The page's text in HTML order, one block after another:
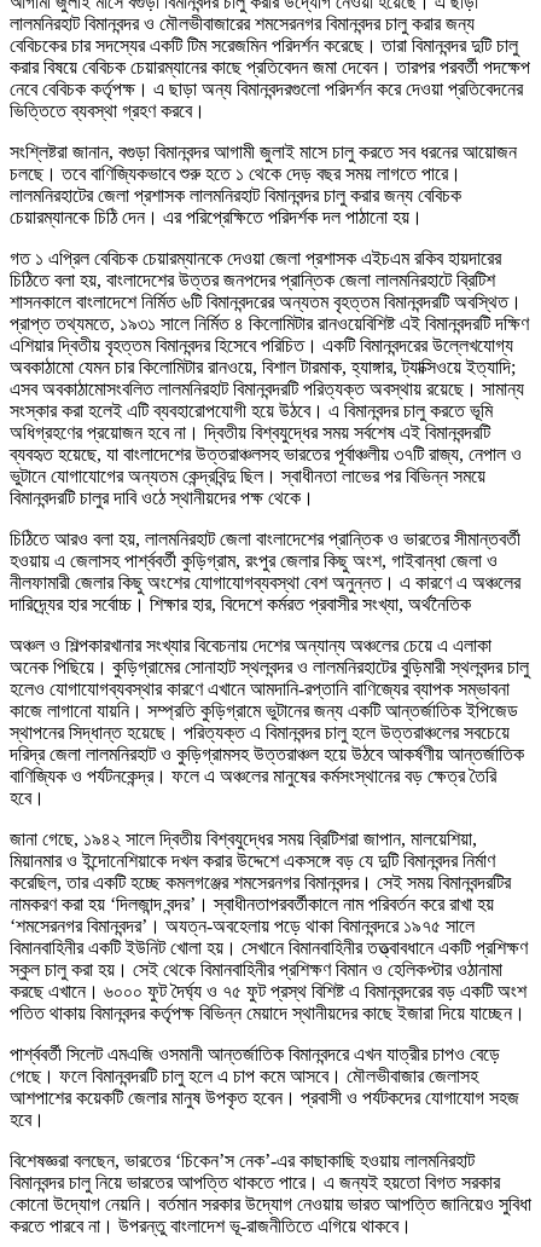
লালমনিরহাট বিমানবন্দর ও মৌলভীবাজারের শমসেরনগর বিমানবন্দর চালু করার জন্য
বেবিচকের চার সদস্যের একটি টিম সরেজমিন পরিদর্শন করেছে। তারা বিমানবন্দর দুটি চালু
করার বিষয়ে বেবিচক চেয়ারম্যানের কাছে প্রতিবেদন জমা দেবেন। তারপর পরবর্তী পদক্ষেপ
নেবে বেবিচক কর্তৃপক্ষ। এ ছাড়া অন্য বিমানবন্দরগুলো পরিদর্শন করে দেওয়া প্রতিবেদনের
ভিত্তিতে ব্যবস্থা গ্রহণ করবে।
সংশ্লিষ্টরা জানান, বগুড়া বিমানবন্দর আগামী জুলাই মাসে চালু করতে সব ধরনের আয়োজন
চলছে। তবে বাণিজ্যিকভাবে শুরু হতে ১ থেকে দেড় বছর সময় লাগতে পারে।
লালমনিরহাটের জেলা প্রশাসক লালমনিরহাট বিমানবন্দর চালু করার জন্য বেবিচক
চেয়ারম্যানকে চিঠি দেন। এর পরিপ্রেক্ষিতে পরিদর্শক দল পাঠানো হয়।
গত ১ এপ্রিল বেবিচক চেয়ারম্যানকে দেওয়া জেলা প্রশাসক এইচএম রকিব হায়দারের
চিঠিতে বলা হয়, বাংলাদেশের উত্তর জনপদের প্রান্তিক জেলা লালমনিরহাটে ব্রিটিশ
শাসনকালে বাংলাদেশে নির্মিত ৬টি বিমানবন্দরের অন্যতম বৃহত্তম বিমানবন্দরটি অবস্থিত।
প্রাপ্ত তথ্যমতে, ১৯৩১ সালে নির্মিত ৪ কিলোমিটার রানওয়েবিশিষ্ট এই বিমানবন্দরটি দক্ষিণ
এশিয়ার দ্বিতীয় বৃহত্তম বিমানবন্দর হিসেবে পরিচিত। একটি বিমানবন্দরের উল্লেখযোগ্য
অবকাঠামো যেমন চার কিলোমিটার রানওয়ে, বিশাল টারমাক, হ্যাঙ্গার, ট্যাক্সিওয়ে ইত্যাদি;
এসব অবকাঠামোসংবলিত লালমনিরহাট বিমানবন্দরটি পরিত্যক্ত অবস্থায় রয়েছে। সামান্য
সংস্কার করা হলেই এটি ব্যবহারোপযোগী হয়ে উঠবে। এ বিমানবন্দর চালু করতে ভূমি
অধিগ্রহণের প্রয়োজন হবে না। দ্বিতীয় বিশ্বযুদ্ধের সময় সর্বশেষ এই বিমানবন্দরটি
ব্যবহৃত হয়েছে, যা বাংলাদেশের উত্তরাঞ্চলসহ ভারতের পূর্বাঞ্চলীয় ৩৭টি রাজ্য, নেপাল ও
ভুটানে যোগাযোগের অন্যতম কেন্দ্রবিন্দু ছিল। স্বাধীনতা লাভের পর বিভিন্ন সময়ে
বিমানবন্দরটি চালুর দাবি ওঠে স্থানীয়দের পক্ষ থেকে।
চিঠিতে আরও বলা হয়, লালমনিরহাট জেলা বাংলাদেশের প্রান্তিক ও ভারতের সীমান্তবর্তী
হওয়ায় এ জেলাসহ পার্শ্ববর্তী কুড়িগ্রাম, রংপুর জেলার কিছু অংশ, গাইবান্ধা জেলা ও
নীলফামারী জেলার কিছু অংশের যোগাযোগব্যবস্থা বেশ অনুন্নত। এ কারণে এ অঞ্চলের
দারিদ্র্যের হার সর্বোচ্চ। শিক্ষার হার, বিদেশে কর্মরত প্রবাসীর সংখ্যা, অর্থনৈতিক
অঞ্চল ও শিল্পকারখানার সংখ্যার বিবেচনায় দেশের অন্যান্য অঞ্চলের চেয়ে এ এলাকা
অনেক পিছিয়ে। কুড়িগ্রামের সোনাহাট স্থলবন্দর ও লালমনিরহাটের বুড়িমারী স্থলবন্দর চালু
হলেও যোগাযোগব্যবস্থার কারণে এখানে আমদানি-রপ্তানি বাণিজ্যের ব্যাপক সম্ভাবনা
কাজে লাগানো যায়নি। সম্প্রতি কুড়িগ্রামে ভুটানের জন্য একটি আন্তর্জাতিক ইপিজেড
স্থাপনের সিদ্ধান্ত হয়েছে। পরিত্যক্ত এ বিমানবন্দর চালু হলে উত্তরাঞ্চলের সবচেয়ে
দরিদ্র জেলা লালমনিরহাট ও কুড়িগ্রামসহ উত্তরাঞ্চল হয়ে উঠবে আকর্ষণীয় আন্তর্জাতিক
বাণিজ্যিক ও পর্যটনকেন্দ্র। ফলে এ অঞ্চলের মানুষের কর্মসংস্থানের বড় ক্ষেত্র তৈরি
হবে।
জানা গেছে, ১৯৪২ সালে দ্বিতীয় বিশ্বযুদ্ধের সময় ব্রিটিশরা জাপান, মালয়েশিয়া,
মিয়ানমার ও ইন্দোনেশিয়াকে দখল করার উদ্দেশে একসঙ্গে বড় যে দুটি বিমানবন্দর নির্মাণ
করেছিল, তার একটি হচ্ছে কমলগঞ্জের শমসেরনগর বিমানবন্দর। সেই সময় বিমানবন্দরটির
নামকরণ করা হয় ‘দিলজান্দ বন্দর’। স্বাধীনতাপরবর্তীকালে নাম পরিবর্তন করে রাখা হয়
‘শমসেরনগর বিমানবন্দর’। অযত্ন-অবহেলায় পড়ে থাকা বিমানবন্দরে ১৯৭৫ সালে
বিমানবাহিনীর একটি ইউনিট খোলা হয়। সেখানে বিমানবাহিনীর তত্ত্বাবধানে একটি প্রশিক্ষণ
স্কুল চালু করা হয়। সেই থেকে বিমানবাহিনীর প্রশিক্ষণ বিমান ও হেলিকপ্টার ওঠানামা
করছে এখানে। ৬০০০ ফুট দৈর্ঘ্য ও ৭৫ ফুট প্রস্থ বিশিষ্ট এ বিমানবন্দরের বড় একটি অংশ
পতিত থাকায় বিমানবন্দর কর্তৃপক্ষ বিভিন্ন মেয়াদে স্থানীয়দের কাছে ইজারা দিয়ে যাচ্ছেন।
পার্শ্ববর্তী সিলেট এমএজি ওসমানী আন্তর্জাতিক বিমানবন্দরে এখন যাত্রীর চাপও বেড়ে
গেছে। ফলে বিমানবন্দরটি চালু হলে এ চাপ কমে আসবে। মৌলভীবাজার জেলাসহ
আশপাশের কয়েকটি জেলার মানুষ উপকৃত হবেন। প্রবাসী ও পর্যটকদের যোগাযোগ সহজ
হবে।
বিশেষজ্ঞরা বলছেন, ভারতের ‘চিকেন’স নেক’-এর কাছাকাছি হওয়ায় লালমনিরহাট
বিমানবন্দর চালু নিয়ে ভারতের আপত্তি থাকতে পারে। এ জন্যই হয়তো বিগত সরকার
কোনো উদ্যোগ নেয়নি। বর্তমান সরকার উদ্যোগ নেওয়ায় ভারত আপত্তি জানিয়েও সুবিধা
করতে পারবে না। উপরন্তু বাংলাদেশ ভূ-রাজনীতিতে এগিয়ে থাকবে।